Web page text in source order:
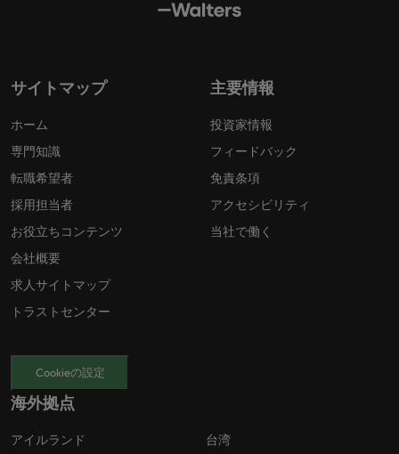
サイトマップ
ホーム
専門知識
転職希望者
採用担当者
お役立ちコンテンツ
会社概要
求人サイトマップ
トラストセンター
主要情報
投資家情報
フィードバック
免責条項
アクセシビリティ
当社で働く
Cookieの設定
海外拠点
アイルランド
台湾